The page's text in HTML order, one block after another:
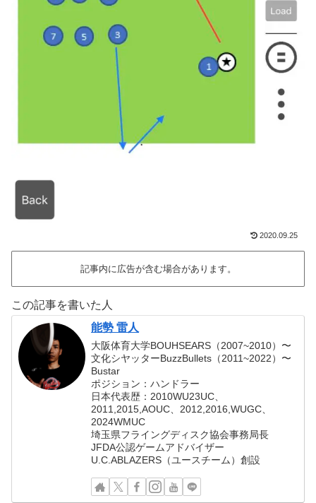
2020.09.25
記事内に広告が含む場合があります。
この記事を書いた人
能勢 雷人
大阪体育大学BOUHSEARS（2007~2010）〜
文化シヤッターBuzzBullets（2011~2022）〜
Bustar
ポジション：ハンドラー
日本代表歴：2010WU23UC、
2011,2015,AOUC、2012,2016,WUGC、
2024WMUC
埼玉県フライングディスク協会事務局長
JFDA公認ゲームアドバイザー
U.C.ABLAZERS（ユースチーム）創設